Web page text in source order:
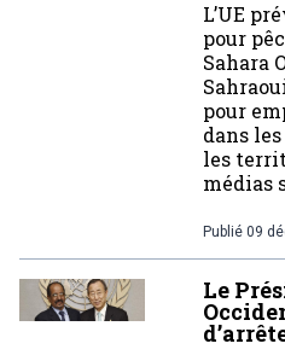
L’UE
pour
Sahara
pour
dans
les
médias
Publié 09
Le